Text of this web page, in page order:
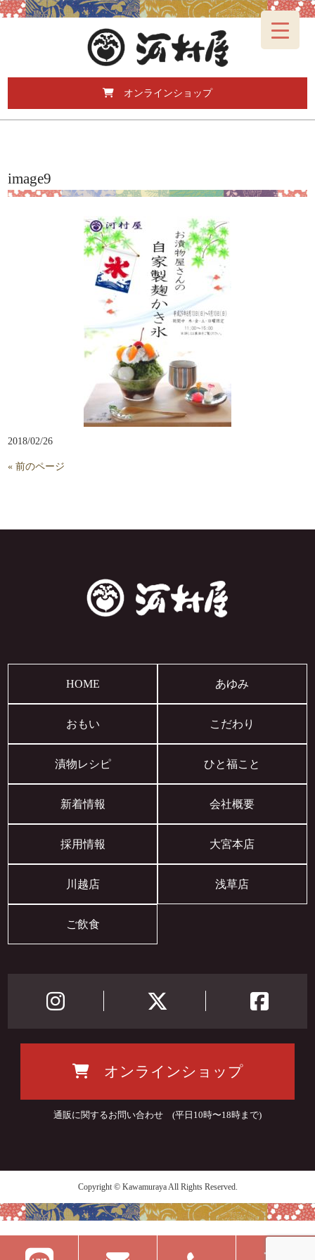
オンラインショップ
image9
2018/02/26
« 前のページ
HOME あゆみ
おもい こだわり
漬物レシピ ひと福こと
新着情報 会社概要
採用情報 大宮本店
川越店 浅草店
ご飲食
オンラインショップ
通販に関するお問い合わせ (平日10時〜18時まで)
Copyright © Kawamuraya All Rights Reserved.